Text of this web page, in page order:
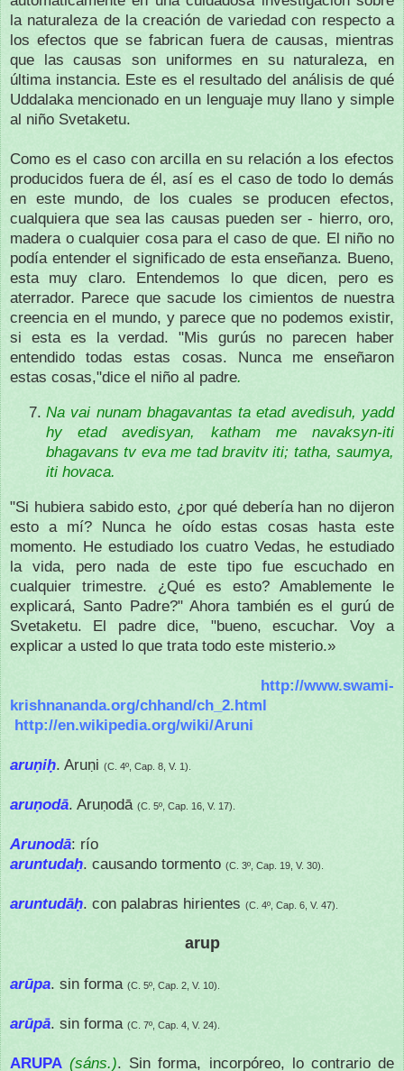
la naturaleza de la creación de variedad con respecto a
los efectos que se fabrican fuera de causas, mientras
que las causas son uniformes en su naturaleza, en
última instancia. Este es el resultado del análisis de qué
Uddalaka mencionado en un lenguaje muy llano y simple
al niño Svetaketu.
Como es el caso con arcilla en su relación a los efectos
producidos fuera de él, así es el caso de todo lo demás
en este mundo, de los cuales se producen efectos,
cualquiera que sea las causas pueden ser - hierro, oro,
madera o cualquier cosa para el caso de que. El niño no
podía entender el significado de esta enseñanza. Bueno,
esta muy claro. Entendemos lo que dicen, pero es
aterrador. Parece que sacude los cimientos de nuestra
creencia en el mundo, y parece que no podemos existir,
si esta es la verdad. "Mis gurús no parecen haber
entendido todas estas cosas. Nunca me enseñaron
estas cosas,"dice el niño al padre.
Na vai nunam bhagavantas ta etad avedisuh, yadd
hy etad avedisyan, katham me navaksyn-iti
bhagavans tv eva me tad bravitv iti; tatha, saumya,
iti hovaca.
"Si hubiera sabido esto, ¿por qué debería han no dijeron
esto a mí? Nunca he oído estas cosas hasta este
momento. He estudiado los cuatro Vedas, he estudiado
la vida, pero nada de este tipo fue escuchado en
cualquier trimestre. ¿Qué es esto? Amablemente le
explicará, Santo Padre?"Ahora también es el gurú de
Svetaketu. El padre dice, "bueno, escuchar. Voy a
explicar a usted lo que trata todo este misterio.»
http://www.swami-
krishnananda.org/chhand/ch_2.html
http://en.wikipedia.org/wiki/Aruni
aruṇiḥ. Aruṇi (C. 4º, Cap. 8, V. 1).
aruṇodā. Aruṇodā (C. 5º, Cap. 16, V. 17).
Arunodā: río
aruntudaḥ. causando tormento (C. 3º, Cap. 19, V. 30).
aruntudāḥ. con palabras hirientes (C. 4º, Cap. 6, V. 47).
arup
arūpa. sin forma (C. 5º, Cap. 2, V. 10).
arūpā. sin forma (C. 7º, Cap. 4, V. 24).
ARUPA (sáns.). Sin forma, incorpóreo, lo contrario de